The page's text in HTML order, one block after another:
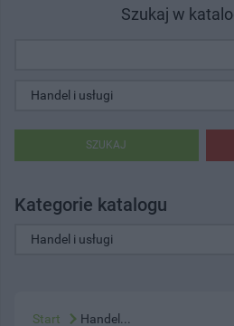
Szukaj w
SZUKAJ
Kategorie katalogu
Start Handel...